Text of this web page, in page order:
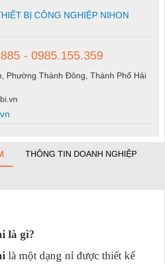
BỊ CÔNG NGHIỆP NIHON
- 0985.155.359
Phường Thành Đông, Thành Phố Hải
THÔNG TIN DOANH NGHIỆP
là gì?
là một dạng nỉ được thiết kế